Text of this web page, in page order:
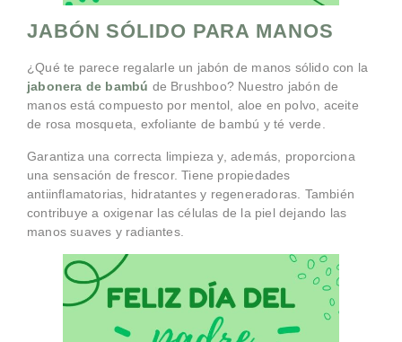
JABÓN SÓLIDO PARA MANOS
¿Qué te parece regalarle un jabón de manos sólido con la
jabonera de bambú de Brushboo? Nuestro jabón de
manos está compuesto por mentol, aloe en polvo, aceite
de rosa mosqueta, exfoliante de bambú y té verde.
Garantiza una correcta limpieza y, además, proporciona
una sensación de frescor. Tiene propiedades
antiinflamatorias, hidratantes y regeneradoras. También
contribuye a oxigenar las células de la piel dejando las
manos suaves y radiantes.